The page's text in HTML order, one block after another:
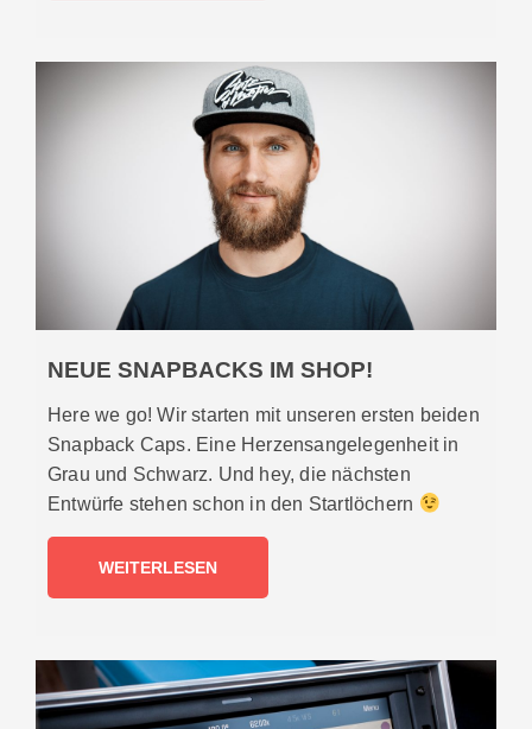
NEUE SNAPBACKS IM SHOP!
Here we go! Wir starten mit unseren ersten beiden
Snapback Caps. Eine Herzensangelegenheit in
Grau und Schwarz. Und hey, die nächsten
Entwürfe stehen schon in den Startlöchern
WEITERLESEN